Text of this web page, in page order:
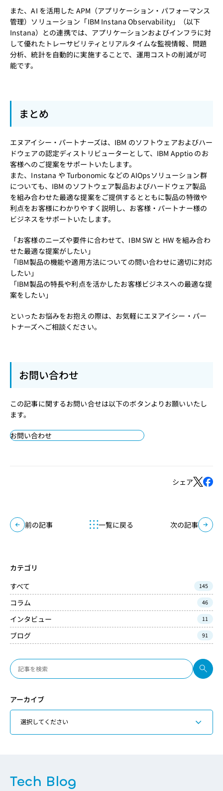
また、AI を活用した APM（アプリケーション・パフォーマンス
管理）ソリューション「IBM Instana Observability」（以下
Instana）との連携では、アプリケーションおよびインフラに対
して優れたトレーサビリティとリアルタイムな監視情報、問題
分析、統計を自動的に実施することで、運用コストの削減が可
能です。
まとめ
エヌアイシー・パートナーズは、IBM のソフトウェアおよびハー
ドウェアの認定ディストリビューターとして、IBM Apptio のお
客様へのご提案をサポートいたします。
また、Instana や Turbonomic などの AIOpsソリューション群
についても、IBM のソフトウェア製品およびハードウェア製品
を組み合わせた最適な提案をご提供するとともに製品の特徴や
利点をお客様にわかりやすく説明し、お客様・パートナー様の
ビジネスをサポートいたします。
「お客様のニーズや要件に合わせて、IBM SW と HW を組み合わ
せた最適な提案がしたい」
「IBM製品の機能や適用方法についての問い合わせに適切に対応
したい」
「IBM製品の特長や利点を活かしたお客様ビジネスへの最適な提
案をしたい」
といったお悩みをお抱えの際は、お気軽にエヌアイシー・パー
トナーズへご相談ください。
お問い合わせ
この記事に関するお問い合せは以下のボタンよりお願いいたし
ます。
お問い合わせ
シェア
前の記事 一覧に戻る 次の記事
カテゴリ
すべて
145
コラム 46
インタビュー 11
ブログ 91
アーカイブ
Tech Blog